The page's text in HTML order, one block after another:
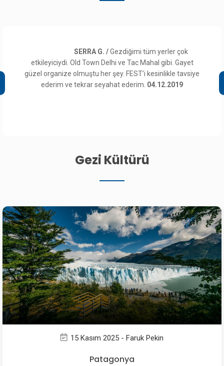
SERRA G. /Gezdiğimi tüm yerler çok
etkileyiciydi. Old Town Delhi ve Tac Mahal gibi. Gayet
güzel organize olmuştu her şey. FEST’i kesinlikle tavsiye
ederim ve tekrar seyahat ederim. 04.12.2019
Gezi Kültürü
15 Kasım 2025 - Faruk Pekin
Patagonya